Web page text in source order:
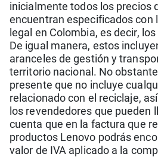
inicialmente todos los precios
encuentran especificados con
legal en Colombia, es decir,
De igual manera, estos
aranceles de gestión y
territorio nacional. No
presente que no incluye
relacionado con el reciclaje,
los revendedores que pueden
cuenta que en la factura que
productos Lenovo podrás
valor de IVA aplicado a la